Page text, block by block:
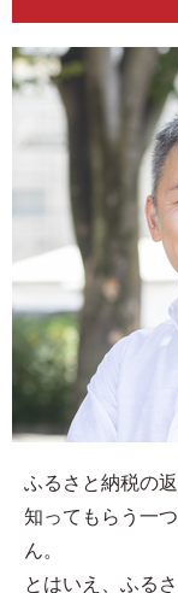
ふるさと納税の
知ってもらう一
ん。
とはいえ、ふる